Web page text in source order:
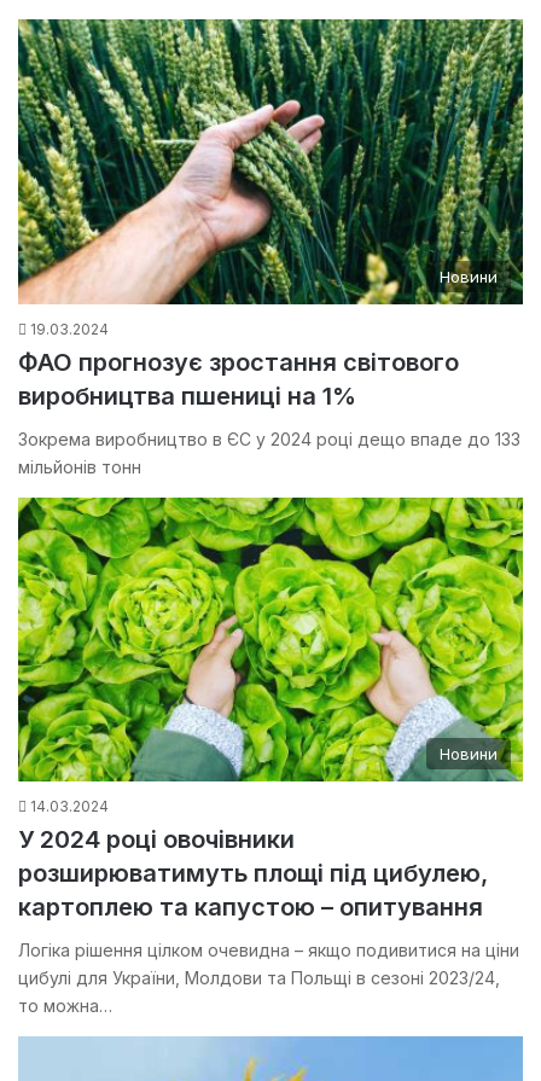
Новини
19.03.2024
ФАО прогнозує зростання світового
виробництва пшениці на 1%
Зокрема виробництво в ЄС у 2024 році дещо впаде до 133
мільйонів тонн
Новини
14.03.2024
У 2024 році овочівники
розширюватимуть площі під цибулею,
картоплею та капустою – опитування
Логіка рішення цілком очевидна – якщо подивитися на ціни
цибулі для України, Молдови та Польщі в сезоні 2023/24,
то можна…